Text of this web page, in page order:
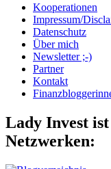
Kooperationen
Impressum/
Datenschutz
Über mich
Newsletter ;-)
Partner
Kontakt
Lady Invest
Netzwerken: